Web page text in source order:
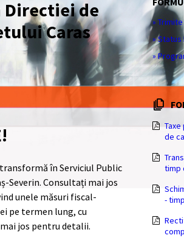
Directiei de
Caras
în Serviciul Public
Severin. Consultați mai jos
unele măsuri fiscal-
pe termen lung, cu
jos pentru detalii.
»
»
»
de
timp
-